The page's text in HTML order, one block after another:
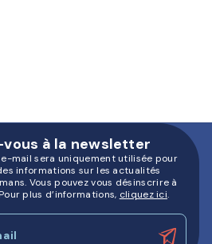
à la newsletter
mail sera uniquement utilisée pour
informations sur les actualités
Vous pouvez vous désinscrire à
plus d’informations, cliquez ici.